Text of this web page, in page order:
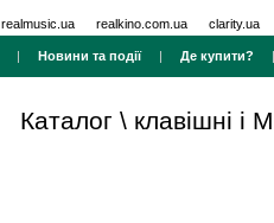
realmusic.ua realkino.com.ua clarity.ua
| Новини та події| Де купити?
Каталог \ клавішні і